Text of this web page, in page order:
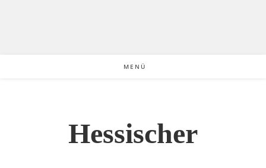
MENÜ
Hessischer